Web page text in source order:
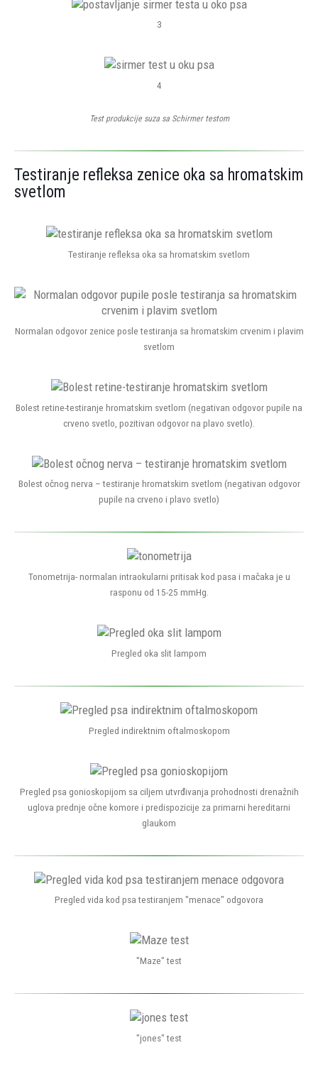
3
4
Test produkcije suza sa Schirmer testom
Testiranje refleksa zenice oka sa hromatskim
svetlom
Testiranje refleksa oka sa hromatskim svetlom
Normalan odgovor zenice posle testiranja sa hromatskim crvenim i plavim
svetlom
Bolest retine-testiranje hromatskim svetlom (negativan odgovor pupile na
crveno svetlo, pozitivan odgovor na plavo svetlo).
Bolest očnog nerva – testiranje hromatskim svetlom (negativan odgovor
pupile na crveno i plavo svetlo)
Tonometrija- normalan intraokularni pritisak kod pasa i mačaka je u
rasponu od 15-25 mmHg.
Pregled oka slit lampom
Pregled indirektnim oftalmoskopom
Pregled psa gonioskopijom sa ciljem utvrđivanja prohodnosti drenažnih
uglova prednje očne komore i predispozicije za primarni hereditarni
glaukom
Pregled vida kod psa testiranjem "menace" odgovora
"Maze" test
"jones" test